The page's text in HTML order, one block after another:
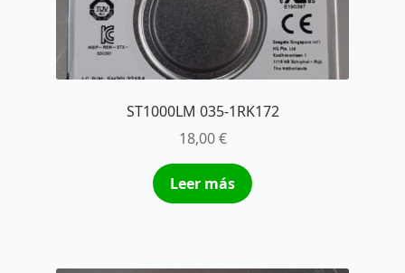
ST1000LM 035-1RK172
18,00€
Leer más